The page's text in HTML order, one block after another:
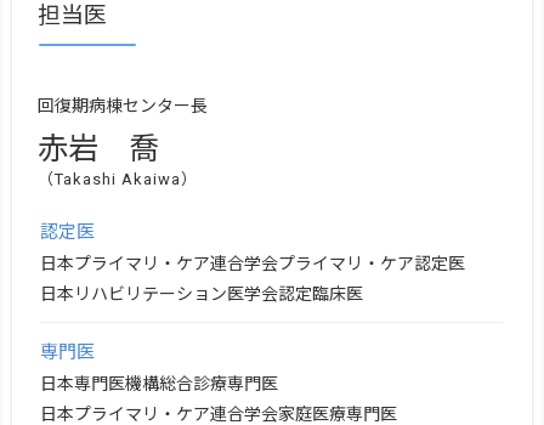
担当医
回復期病棟センター長
赤岩 喬
（Takashi Akaiwa）
認定医
日本プライマリ・ケア連合学会プライマリ・ケア認定医
日本リハビリテーション医学会認定臨床医
専門医
日本専門医機構総合診療専門医
日本プライマリ・ケア連合学会家庭医療専門医